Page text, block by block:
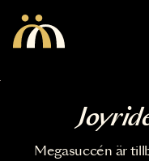
Megasuccén är